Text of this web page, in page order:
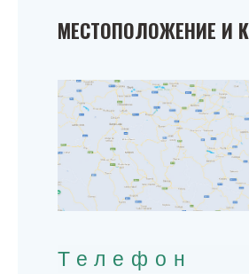
МЕСТОПОЛОЖЕНИЕ И
Телефон